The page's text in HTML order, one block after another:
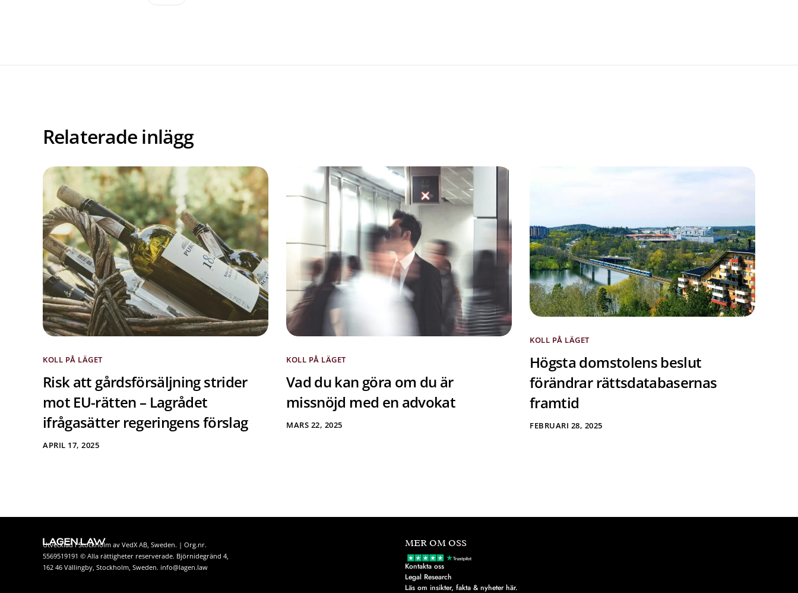
Relaterade inlägg
KOLL PÅ LÄGET
Risk att gårdsförsäljning strider
mot EU-rätten – Lagrådet
ifrågasätter regeringens förslag
APRIL 17, 2025
KOLL PÅ LÄGET
Vad du kan göra om du är
missnöjd med en advokat
MARS 22, 2025
KOLL PÅ LÄGET
Högsta domstolens beslut
förändrar rättsdatabasernas
framtid
FEBRUARI 28, 2025
Utvecklad i Stockholm av VedX AB, Sweden. | Org.nr.
5569519191 © Alla rättigheter reserverade. Björnidegränd 4,
162 46 Vällingby, Stockholm, Sweden. info@lagen.law
MER OM OSS
Kontakta oss
Legal Research
Läs om insikter, fakta & nyheter här.